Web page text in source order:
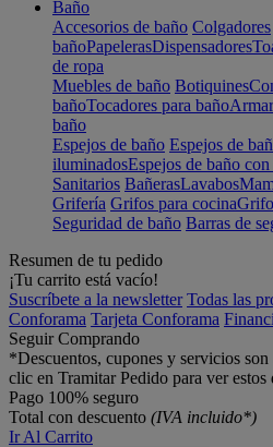
Baño
Accesorios de baño Colgadores
bañoPapelerasDispensadores
de ropa
Muebles de baño Botiquines
bañoTocadores para baño
baño
Espejos de baño Espejos de
iluminadosEspejos de baño
Sanitarios BañerasLavabos
Grifería Grifos para cocina
Seguridad de baño Barras de
Resumen de tu pedido
¡Tu carrito está vacío!
Suscríbete a la newsletter Todas las
Conforama Tarjeta Conforama
Seguir Comprando
*Descuentos, cupones y servicios
clic en Tramitar Pedido para ver estos
Pago 100% seguro
Total con descuento (IVA incluido*)
Ir Al Carrito